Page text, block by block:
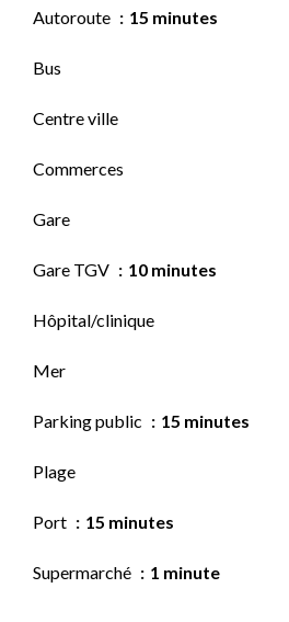
Autoroute 15 minutes
Bus
Centre ville
Commerces
Gare
Gare TGV 10 minutes
Hôpital/clinique
Mer
Parking public 15 minutes
Plage
Port 15 minutes
Supermarché 1 minute